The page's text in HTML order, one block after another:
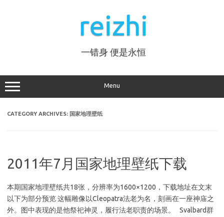
reizhi
一错身 便是永恒
Menu
CATEGORY ARCHIVES: 国家地理壁纸
2011年7月国家地理壁纸下载
本期国家地理壁纸共18张，分辨率为1600×1200，下载地址在文末
以下为部分预览 这幅雕像以Cleopatra法老为名，刻画在一座神庙之
外。图中表现的是他祭祀神灵，履行法老职责的场景。 Svalbard群